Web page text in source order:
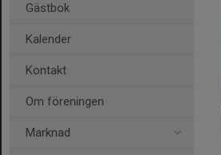
Gästbok
Kalender
Kontakt
Om föreningen
Marknad